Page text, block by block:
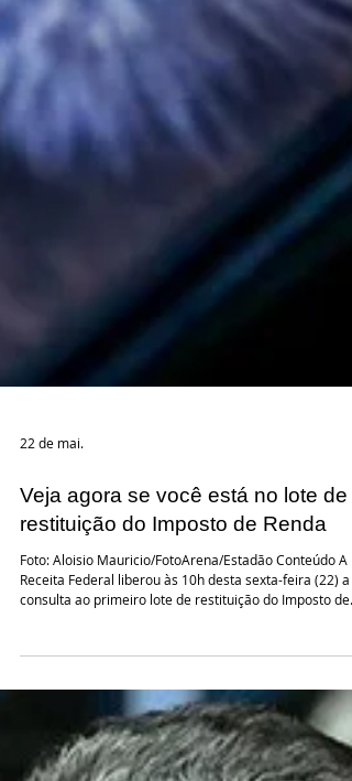
22 de mai.
restituição do Imposto de Renda
Foto: Aloisio Mauricio/FotoArena/Estadão Conteúdo A
consulta ao primeiro lote de restituição do Imposto de
contribuintes será realizado ao longo do dia 29 de
num total de R$ 16 bilhões, o maior valor já pago em
lote de restituição da história. Quem ainda não acertou
as contas com o Leão tem até as 23h59 do dia 29 de
maio para enviar a declaração. A perda do prazo acarr